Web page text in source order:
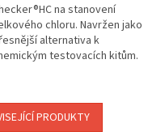
na stanovení
chloru. Navržen jako
alternativa k
testovacích kitům.
výsledek v...
PRODUKTY